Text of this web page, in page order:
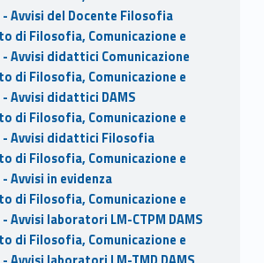
Avvisi del Docente Filosofia
di Filosofia, Comunicazione e
Avvisi didattici Comunicazione
di Filosofia, Comunicazione e
Avvisi didattici DAMS
di Filosofia, Comunicazione e
Avvisi didattici Filosofia
di Filosofia, Comunicazione e
Avvisi in evidenza
di Filosofia, Comunicazione e
Avvisi laboratori LM-CTPM DAMS
di Filosofia, Comunicazione e